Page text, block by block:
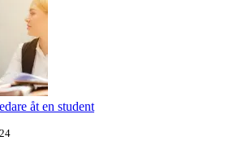
åt en student